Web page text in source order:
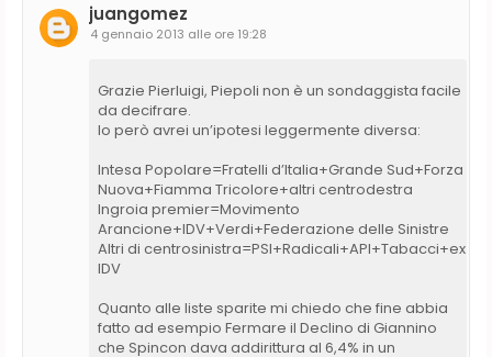
juangomez
4 gennaio 2013 alle ore 19:28
Grazie Pierluigi, Piepoli non è un sondaggista facile
da decifrare.
Io però avrei un’ipotesi leggermente diversa:
Intesa Popolare=Fratelli d’Italia+Grande Sud+Forza
Nuova+Fiamma Tricolore+altri centrodestra
Ingroia premier=Movimento
Arancione+IDV+Verdi+Federazione delle Sinistre
Altri di centrosinistra=PSI+Radicali+API+Tabacci+ex
IDV
Quanto alle liste sparite mi chiedo che fine abbia
fatto ad esempio Fermare il Declino di Giannino
che Spincon dava addirittura al 6,4% in un